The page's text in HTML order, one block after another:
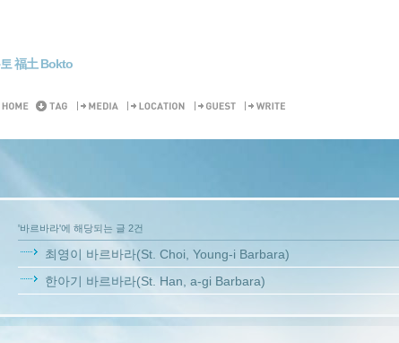
福土 Bokto
'바르바라'에 해당되는 글 2건
최영이 바르바라(St. Choi, Young-i Barbara)
한아기 바르바라(St. Han, a-gi Barbara)